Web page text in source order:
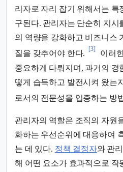
리자로 자리 잡기 위해서는 특
구된다. 관리자는 단순히 지시
의 역량을 강화하고 비즈니스
질을 갖추어야 한다.
[3]
이러
중요하게 다뤄지며, 과거의 경
떻게 습득하고 발전시켜 왔는
로서의 전문성을 입증하는 방
관리자의 역할은 조직의 자원
화하는 우선순위에 대응하여
는 데 있다. 정책 결정자와 관
해 어떤 요소가 효과적으로 작